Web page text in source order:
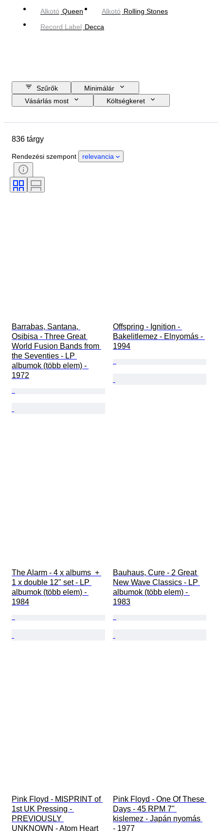
Alkotó Queen Alkotó Rolling Stones
Record Label Decca
Szűrők
Minimálár
Vásárlás most
Költségkeret
Anyag
Téma
Technika
Aláírás
Kiadás
Zenei emléktárgyak típusa
836 tárgy
Rendezési szempont relevancia
Barrabas, Santana,
Osibisa - Three Great
World Fusion Bands from
the Seventies - LP
albumok (több elem) -
1972
Offspring - Ignition -
Bakelitlemez - Elnyomás -
1994
The Alarm - 4 x albums  +
1 x double 12" set - LP
albumok (több elem) -
1984
Bauhaus, Cure - 2 Great
New Wave Classics - LP
albumok (több elem) -
1983
Pink Floyd - MISPRINT of
1st UK Pressing -
PREVIOUSLY
UNKNOWN - Atom Heart
Pink Floyd - One Of These
Days - 45 RPM 7"
kislemez - Japán nyomás
- 1977